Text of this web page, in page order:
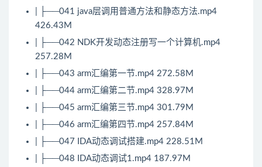
| ├──041 java层调用普通方法和静态方法.mp4
426.43M
| ├──042 NDK开发动态注册写一个计算机.mp4
257.28M
| ├──043 arm汇编第一节.mp4 272.58M
| ├──044 arm汇编第二节.mp4 328.97M
| ├──045 arm汇编第三节.mp4 301.79M
| ├──046 arm汇编第四节.mp4 257.84M
| ├──047 IDA动态调试搭建.mp4 228.51M
| ├──048 IDA动态调试1.mp4 187.97M